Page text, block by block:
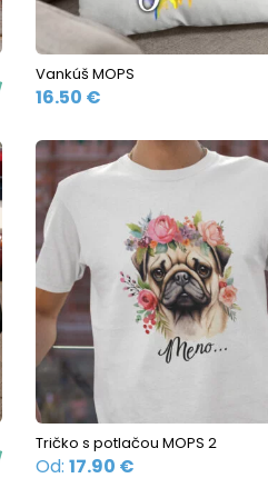
on
product
This
has
multiple
variants.
The
options
may
be
chosen
on
product
Vankúš MOPS
16.50 €
This
Tričko s potlačou MOPS 2
Od: 17.90 €